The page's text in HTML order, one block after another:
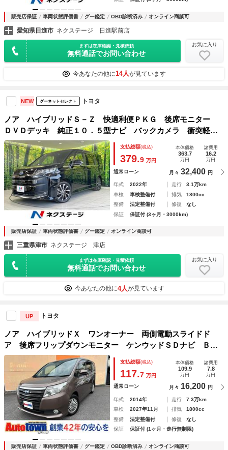
販売店保証 車両状態評価書 グー鑑定 OBD診断済み オンライン商談可
愛知県日進市 ネクステージ 日進駅前店
まずは在庫確認・見積依頼
無料通話でお問い合わせ
お気に入り
今あなたの他に14人が見ています
NEW グーネットセレクト トヨタ
ノア ハイブリッドＳ－Ｚ 快適利便ＰＫＧ 後席モニター
ＤＶＤデッキ 純正１０．５型ナビ バックカメラ 衝突軽
減 レーダークルーズ 禁煙 コーナーセンサー ＬＥＤヘッ
ド ＥＴＣ２．０ 純正１７インチアルミ デュアルエアコン
支払総額(税込)
379.9 万円
本体価格
363.7
万円
諸費用
16.2
万円
通常ローン 月々 32,400 円
年式 2022年 走行
3.1万km
車検
車検整備付 排気
1800cc
整備
法定整備付 修復
なし
保証
保証付 (3ヶ月・3000km)
販売店保証 車両状態評価書 グー鑑定 オンライン商談可
三重県津市 ネクステージ 津店
まずは在庫確認・見積依頼
無料通話でお問い合わせ
お気に入り
今あなたの他に4人が見ています
UP トヨタ
ノア ハイブリッドＸ ワンオーナー 両側電動スライドド
ア 後席フリップダウンモニター ケンウッドＳＤナビ Ｂｌ
ｕｅｔｏｏｔｈオーディオ バックモニター ＥＴＣ車載器
ＣＤ ＤＶＤ再生 スマートキー ＬＥＤヘッド フォグ
支払総額(税込)
117.7 万円
本体価格
109.9
万円
諸費用
7.8
万円
通常ローン 月々 16,200 円
年式 2014年 走行
7.3万km
車検
2027年11月 排気
1800cc
整備
法定整備付 修復
なし
保証
保証付 (1ヶ月・走行無制限)
販売店保証 車両状態評価書 グー鑑定 OBD診断済み
オンライン商談可